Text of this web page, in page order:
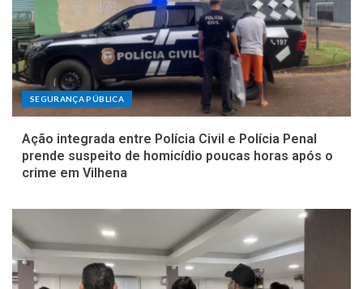
SEGURANÇA PÚBLICA
Ação integrada entre Polícia Civil e Polícia Penal
prende suspeito de homicídio poucas horas após o
crime em Vilhena